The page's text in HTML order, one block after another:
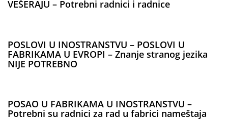
VEŠERAJU – Potrebni radnici i radnice
POSLOVI U INOSTRANSTVU – POSLOVI U
FABRIKAMA U EVROPI – Znanje stranog jezika
NIJE POTREBNO
POSAO U FABRIKAMA U INOSTRANSTVU –
Potrebni su radnici za rad u fabrici nameštaja